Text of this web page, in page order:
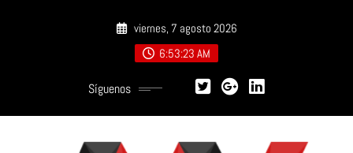
viernes, 7 agosto 2026
6:53:25 AM
Síguenos